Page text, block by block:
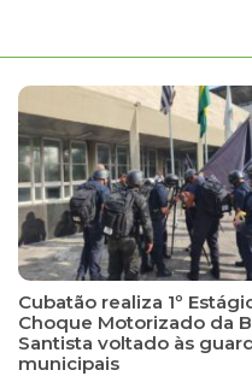
Cubatão realiza 1º
Choque Motorizado da
Santista voltado às
municipais